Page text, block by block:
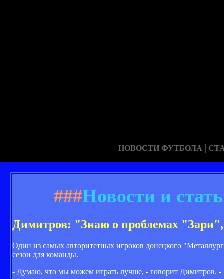
НОВОСТИ ФУТБОЛА |
###Новости и
Димитров: "Знаю о проблемах "Зари",
Один из самых авторитетных игроков донецкого
сезон для команды.
- Думаю, что мы можем играть лучше, - говорит Димитров.